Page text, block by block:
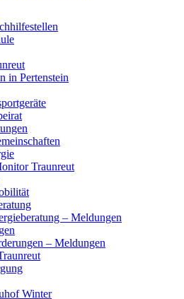
in Pertenstein
Traunreut
– Meldungen
– Meldungen
Winter